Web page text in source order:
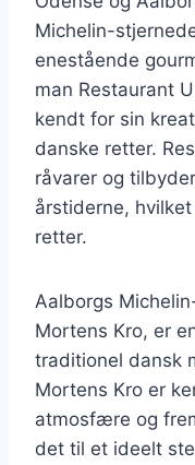
Michelin-
enestående
man Restaurant
kendt for sin
danske retter.
råvarer og
årstiderne,
retter.
Aalborgs
Mortens Kro, er
traditionel dansk
Mortens Kro er
atmosfære og
det til et ideelt